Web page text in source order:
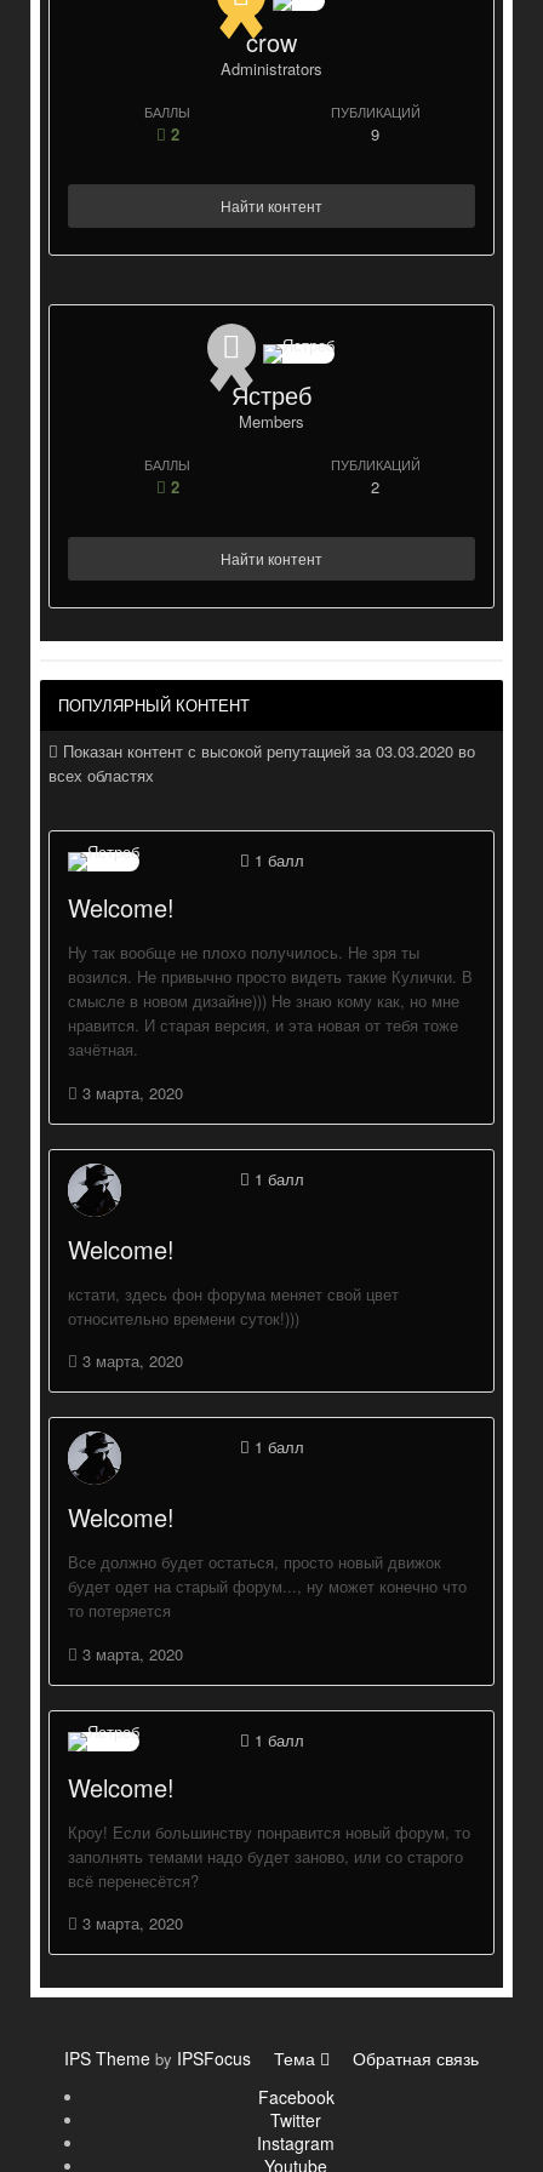
crow
Administrators
БАЛЛЫ
2
ПУБЛИКАЦИЙ
9
Найти контент
Ястреб
Members
БАЛЛЫ
2
ПУБЛИКАЦИЙ
2
Найти контент
ПОПУЛЯРНЫЙ КОНТЕНТ
Показан контент с высокой репутацией за 03.03.2020 во
всех областях
1 балл
Welcome!
Ну так вообще не плохо получилось. Не зря ты
возился. Не привычно просто видеть такие Кулички. В
смысле в новом дизайне))) Не знаю кому как, но мне
нравится. И старая версия, и эта новая от тебя тоже
зачётная.
3 марта, 2020
1 балл
Welcome!
кстати, здесь фон форума меняет свой цвет
относительно времени суток!)))
3 марта, 2020
1 балл
Welcome!
Все должно будет остаться, просто новый движок
будет одет на старый форум..., ну может конечно что
то потеряется
3 марта, 2020
1 балл
Welcome!
Кроу! Если большинству понравится новый форум, то
заполнять темами надо будет заново, или со старого
всё перенесётся?
3 марта, 2020
IPS Theme by IPSFocus Тема
Обратная связь
Facebook
Twitter
Instagram
Youtube